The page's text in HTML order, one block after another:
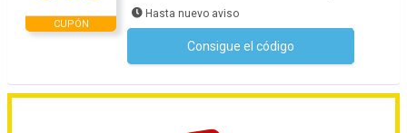
CUPÓN
Hasta nuevo aviso
Consigue el código